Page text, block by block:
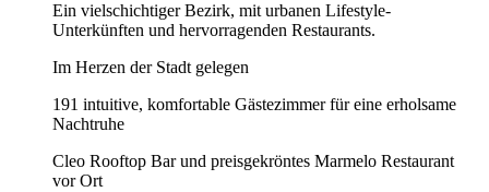
Ein vielschichtiger Bezirk, mit urbanen Lifestyle-
Unterkünften und hervorragenden Restaurants.
Im Herzen der Stadt gelegen
191 intuitive, komfortable Gästezimmer für eine erholsame
Nachtruhe
Cleo Rooftop Bar und preisgekröntes Marmelo Restaurant
vor Ort